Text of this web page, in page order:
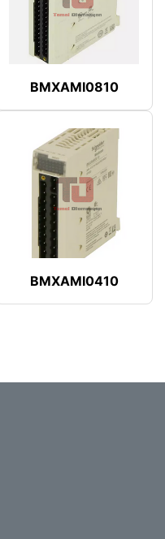
BMXAMI0810
BMXAMI0410